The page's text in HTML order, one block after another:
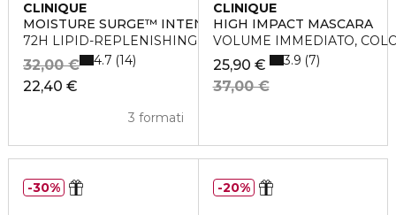
CLINIQUE
MOISTURE SURGE™ INTENSE
72H LIPID-REPLENISHING HYDRATOR
22,40 €
32,00 €
3 formati
4.7 14
CLINIQUE
HIGH IMPACT MASCARA
VOLUME IMMEDIATO,
25,90 €
37,00 €
3.9 7
30% 20%